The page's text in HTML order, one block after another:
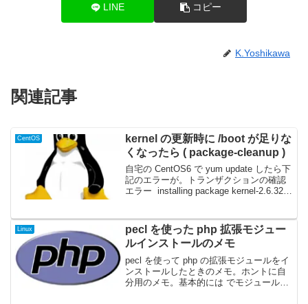
LINE コピー
K.Yoshikawa
関連記事
CentOS
kernel の更新時に /boot が足りな
くなったら ( package-cleanup )
自宅の CentOS6 で yum update したら下
記のエラーが。トランザクションの確認
エラー installing package kernel-2.6.32-
Linux
pecl を使った php 拡張モジュー
ルインストールのメモ
pecl を使って php の拡張モジュールをイ
ンストールしたときのメモ。ホントに自
分用のメモ。基本的には でモジュールを